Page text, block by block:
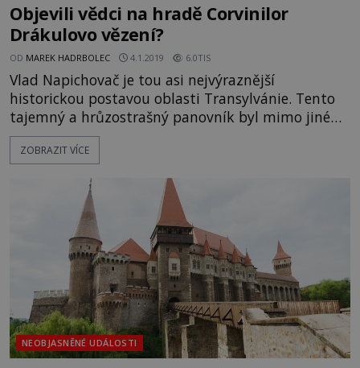
Objevili vědci na hradě Corvinilor
Drákulovo vězení?
OD MAREK HADRBOLEC 4.1.2019 6.0TIS
Vlad Napichovač je tou asi nejvýraznější
historickou postavou oblasti Transylvánie. Tento
tajemný a hrůzostrašný panovník byl mimo jiné
inspirací pro jednu z nejznámějších literárních
postav, jejímž autorem byl Bram Stoker - hraběte
na hradě Corvinilor. Tento hrad stojí dodnes, a
vědci nyní zkoumají, co leží pod ním. Hrad byl
totiž během let mnohok
ZOBRAZIT VÍCE
NEOBJASNĚNÉ UDÁLOSTI